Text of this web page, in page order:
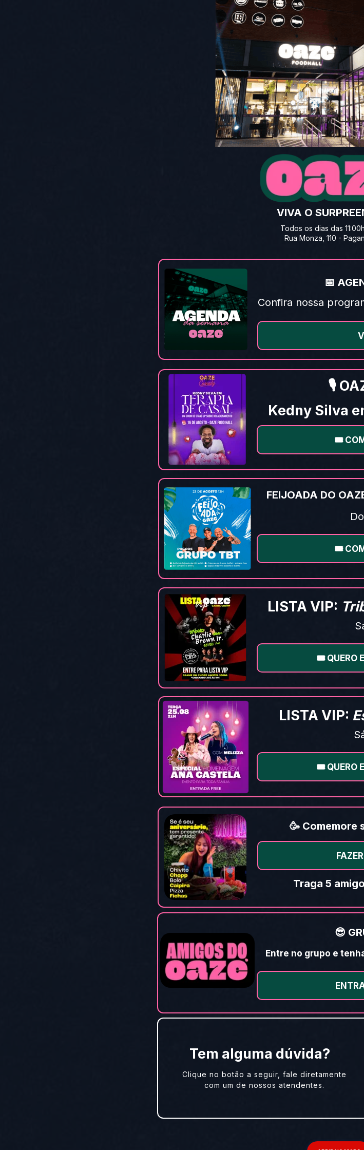
VIVA O
Todos os dias das
Rua Monza, 110 -
📅
Confira nossa
🎙️
Kedny Silva
🎟️
FEIJOADA DO
🎟️
LISTA VIP:
🎟️ QUERO
LISTA VIP:
🎟️ QUERO
🥳 Comemore
Traga 5
😎
Entre no grupo e
Tem alguma dúvida?
Clique no botão a seguir, fale diretamente
com um de nossos atendentes.